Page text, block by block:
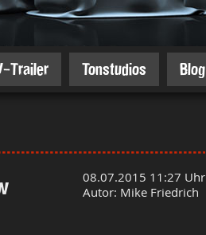
Trailer Tonstudios Blog
08.07.2015 11:27 Uhr
Autor: Mike Friedrich